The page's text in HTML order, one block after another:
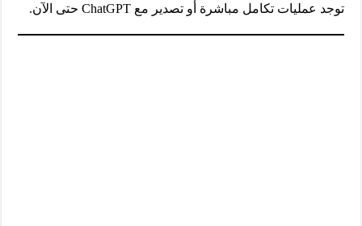
توجد عمليات تكامل مباشرة أو تصدير مع ChatGPT حتى الآن.